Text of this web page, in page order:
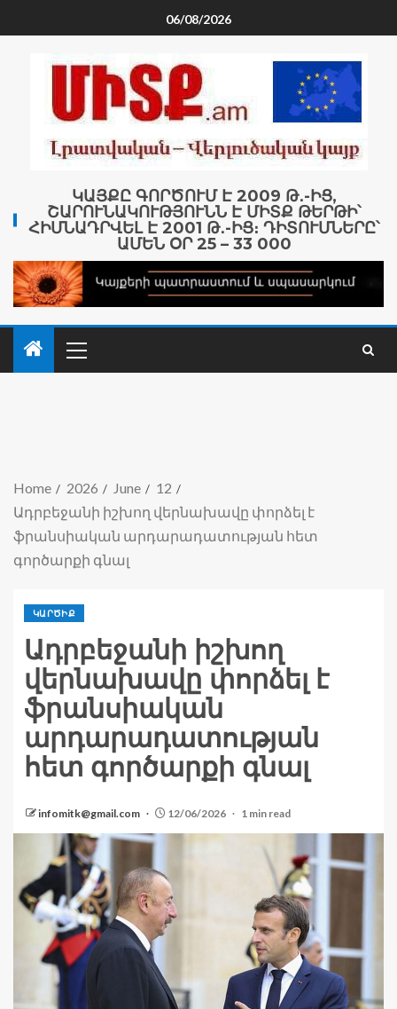
06/08/2026
ԿԱՅՔԸ ԳՈՐԾՈՒՄ Է 2009 Թ․-ԻՑ,
ՇԱՐՈՒՆԱԿՈՒԹՅՈՒՆՆ Է ՄԻՏՔ ԹԵՐԹԻ՝
ՀԻՄՆԱԴՐՎԵԼ Է 2001 Թ․-ԻՑ։ ԴԻՏՈՒՄՆԵՐԸ՝
ԱՄԵՆ ՕՐ 25 – 33 000
Home 2026 June
12
Ադրբեջանի իշխող վերնախավը փորձել է
ֆրանսիական արդարադատության հետ
գործարքի գնալ
ԿԱՐԾԻՔ
Ադրբեջանի իշխող
վերնախավը փորձել է
ֆրանսիական
արդարադատության
հետ գործարքի գնալ
infomitk@gmail.com 12/06/2026 1 min read